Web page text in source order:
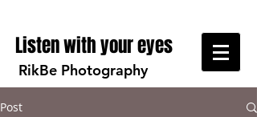
Listen with your eyes
RikBe Photography
Post